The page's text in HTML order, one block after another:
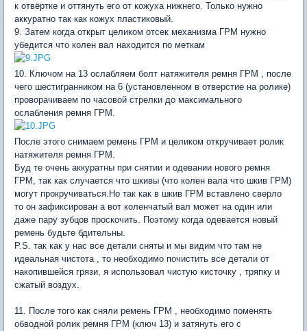
к отвёртке и оттянуть его от кожуха нижнего. Только нужно
аккуратно так как кожух пластиковый.
9. Затем когда открыт целиком отсек механизма ГРМ нужно
убедится что колен вал находится по меткам
10. Ключом на 13 ослабляем болт натяжителя ремня ГРМ , после
чего шестигранником на 6 (установленном в отверстие на ролике)
проворачиваем по часовой стрелки до максимального
ослабления ремня ГРМ.
После этого снимаем ремень ГРМ и целиком откручивает ролик
натяжителя ремня ГРМ.
Буд те очень аккуратны при снятии и одевании нового ремня
ГРМ, так как случается что шкивы (что колен вала что шкив ГРМ)
могут прокручиваться.Но так как в шкив ГРМ вставлено сверло
то он зафиксирован а вот коленчатый вал может на один или
даже пару зубцов проскочить. Поэтому когда одевается новый
ремень будьте бдительны.
P.S. так как у нас все детали сняты и мы видим что там не
идеальная чистота , то необходимо почистить все детали от
накопившейся грязи, я использовал чистую кисточку , тряпку и
сжатый воздух.
11. После того как сняли ремень ГРМ , необходимо поменять
обводной ролик ремня ГРМ (ключ 13) и затянуть его с